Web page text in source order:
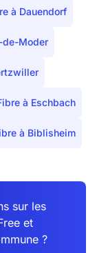
à Dauendorf
de-Moder
à Eschbach
à Biblisheim
sur les
et
?